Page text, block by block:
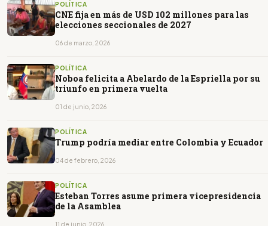
POLÍTICA
CNE fija en más de USD 102 millones para las
elecciones seccionales de 2027
06 de marzo, 2026
POLÍTICA
Noboa felicita a Abelardo de la Espriella por su
triunfo en primera vuelta
01 de junio, 2026
POLÍTICA
Trump podría mediar entre Colombia y Ecuador
04 de febrero, 2026
POLÍTICA
Esteban Torres asume primera vicepresidencia
de la Asamblea
11 de junio, 2026